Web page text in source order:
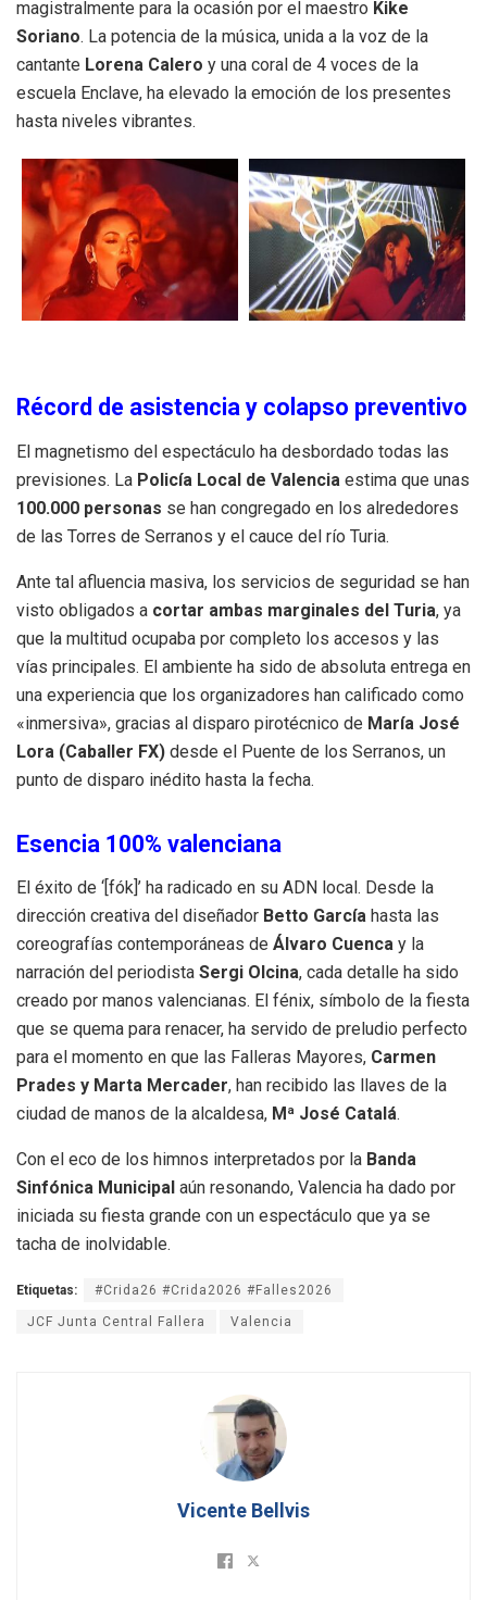
magistralmente para la ocasión por el maestro Kike
Soriano. La potencia de la música, unida a la voz de la
cantante Lorena Calero y una coral de 4 voces de la
escuela Enclave, ha elevado la emoción de los presentes
hasta niveles vibrantes.
Récord de asistencia y colapso preventivo
El magnetismo del espectáculo ha desbordado todas las
previsiones. La Policía Local de Valencia estima que unas
100.000 personas se han congregado en los alrededores
de las Torres de Serranos y el cauce del río Turia.
Ante tal afluencia masiva, los servicios de seguridad se han
visto obligados a cortar ambas marginales del Turia, ya
que la multitud ocupaba por completo los accesos y las
vías principales. El ambiente ha sido de absoluta entrega en
una experiencia que los organizadores han calificado como
«inmersiva», gracias al disparo pirotécnico de María José
Lora (Caballer FX) desde el Puente de los Serranos, un
punto de disparo inédito hasta la fecha.
Esencia 100% valenciana
El éxito de ‘[fók]’ ha radicado en su ADN local. Desde la
dirección creativa del diseñador Betto García hasta las
coreografías contemporáneas de Álvaro Cuenca y la
narración del periodista Sergi Olcina, cada detalle ha sido
creado por manos valencianas. El fénix, símbolo de la fiesta
que se quema para renacer, ha servido de preludio perfecto
para el momento en que las Falleras Mayores, Carmen
Prades y Marta Mercader, han recibido las llaves de la
ciudad de manos de la alcaldesa, Mª José Catalá.
Con el eco de los himnos interpretados por la Banda
Sinfónica Municipal aún resonando, Valencia ha dado por
iniciada su fiesta grande con un espectáculo que ya se
tacha de inolvidable.
Etiquetas: #Crida26 #Crida2026 #Falles2026
JCF Junta Central Fallera Valencia
Vicente Bellvis